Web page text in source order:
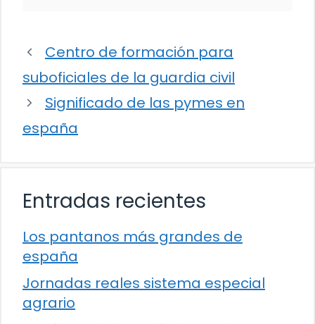
Centro de formación para
suboficiales de la guardia civil
Significado de las pymes en
españa
Entradas recientes
Los pantanos más grandes de
españa
Jornadas reales sistema especial
agrario